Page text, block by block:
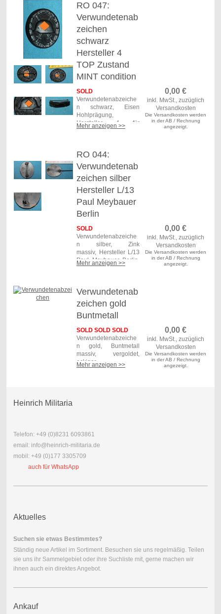
Deutschland: 5,50 €
DHL Paket
8,50 € Deutsche Post
Einschreiben versichert
0,00 €
inkl. MwSt., zuzüglich
Versandkosten
Die Versandkosten werden
in der AB / Rechnung
angezeigt.
RO 047:
Verwundetenab
zeichen
schwarz
Hersteller 4
TOP Zustand
MINT condition
SOLD
Verwundetenabzeiche
n schwarz, Eisen
Hohlprägung,
Hersteller 4 für
Steinhauer & Lück
Originalzustand,
original Lack zu 100%
erhalten, nur minimal
getragenes Stück.
Versand
Deutschland: 3,80 €
Einschreiben
Versand weltweit:
6,50 € Deutsche Post
Einschreiben versichert
Art. Nr.: RO 047
Mehr anzeigen >>
0,00 €
inkl. MwSt., zuzüglich
Versandkosten
Die Versandkosten werden
in der AB / Rechnung
angezeigt.
RO 044:
Verwundetenab
zeichen silber
Hersteller L/13
Paul Meybauer
Berlin
SOLD
Verwundetenabzeiche
n silber, Zink
massiv, Hersteller L/13
Paul Meybauer Berlin.
Leichte Tragespuren,
Gewicht 24 Gramm
Deutschland: 5,50 €
DHL Paket
Versand weltweit:
8,50 € Deutsche Post
Einschreiben versichert
Mehr anzeigen >>
0,00 €
inkl. MwSt., zuzüglich
Versandkosten
Die Versandkosten werden
in der AB / Rechnung
angezeigt.
Verwundetenab
zeichen gold
Buntmetall
SOLD SOLD SOLD
Verwundetenabzeiche
n gold, Buntmetall
massiv, vergoldet,
eckiger
Nadelhaken. Sehr
Gewicht 33 Gramm
Versand
Versand weltweit:
Mehr anzeigen >>
Heinrich Militaria
Telefon: +49 (0)8231 6093861
email: info@heinrich-militaria.de
mobil: +49 (0)177 3305709
auch für WhatsApp
Aktuelles
Suchen sie etwas Bestimmtes?
Ständig neue Artikel im Sortiment. Besuchen sie uns regelmäßig. Teilen
sie uns ihr Sammelgebiet oder ihre Suchliste mit, gerne machen wir
ihnen auch ein direktes Angebot.
Ankauf